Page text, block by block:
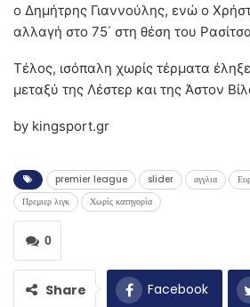
ο Δημήτρης Γιαννούλης, ενώ ο
αλλαγή στο 75΄ στη θέση του
Τέλος, ισόπαλη χωρίς τέρματα
μεταξύ της Λέστερ και της Άστον
by kingsport.gr
premier league slider αγγλια
Πρεμιερ λιγκ
Χωρίς κατηγορία
0
Share Facebook